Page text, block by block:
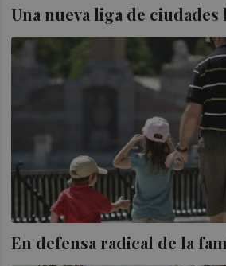
Una nueva liga de ciudades
En defensa radical de la